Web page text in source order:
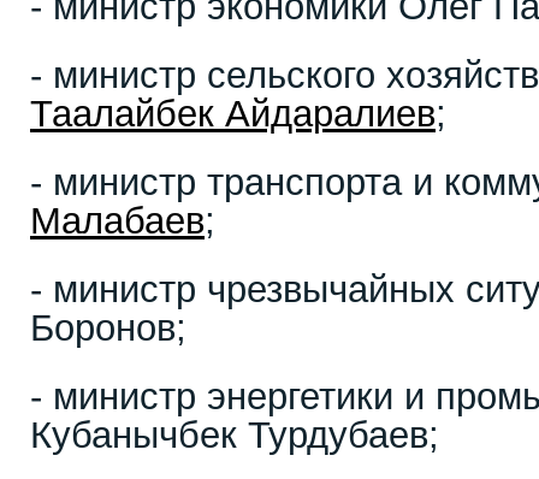
- министр сельского
Таалайбек Айдаралиев;
- министр транспорта и
Малабаев;
- министр чрезвычайных
Боронов;
- министр энергетики и
Кубанычбек Турдубаев;